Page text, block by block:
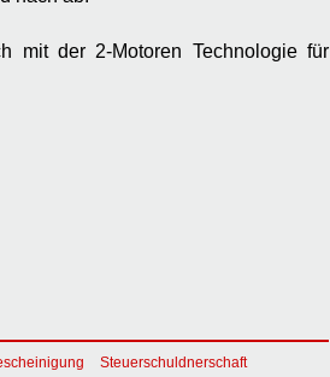
mit der 2-Motoren Technologie für
Steuerschuldnerschaft